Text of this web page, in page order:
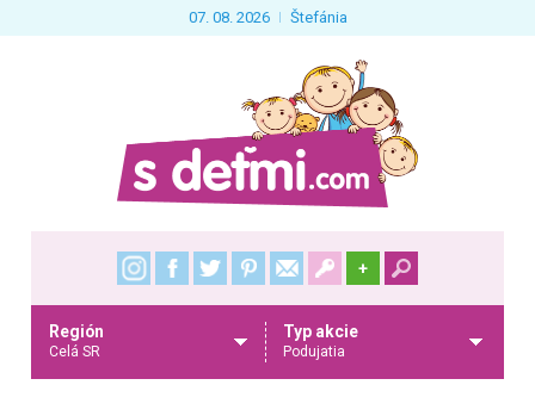
07. 08. 2026 Štefánia
+
Región
Celá SR
Typ akcie
Podujatia